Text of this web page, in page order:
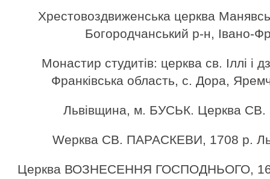
Хрестовоздвиженська церква
Богородчанський р-н, Івано-
Монастир студитів: церква св. Іллі і
Франківська область, с. Дора,
Львівщина, м. БУСЬК. Церква
Wерква СВ. ПАРАСКЕВИ, 1708 р.
Церква ВОЗНЕСЕННЯ ГОСПОДНЬОГО,